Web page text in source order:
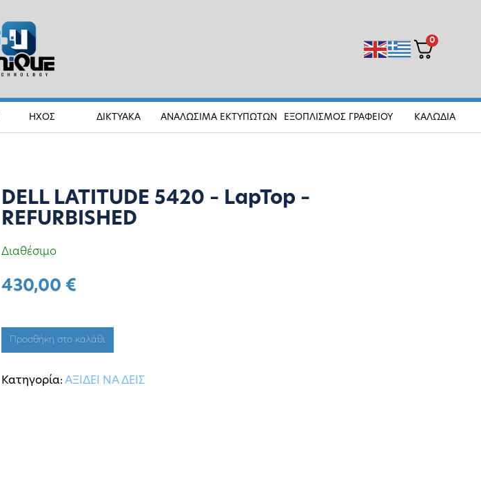
0
ΗΧΟΣ ΔΙΚΤΥΑΚΑ ΑΝΑΛΩΣΙΜΑ ΕΚΤΥΠΩΤΩΝ ΕΞΟΠΛΙΣΜΟΣ ΓΡΑΦΕΙΟΥ ΚΑΛΩΔΙΑ
DELL LATITUDE 5420 – LapTop –
REFURBISHED
Διαθέσιμο
430,00 €
Προσθήκη στο καλάθι
Κατηγορία: ΑΞΙΔΕΙ ΝΑ ΔΕΙΣ